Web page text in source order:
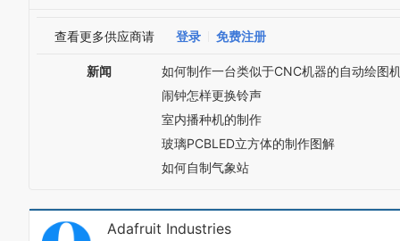
查看更多供应商请 登录 免费注册
新闻
如何制作一台类似于CNC机器的自动绘图
闹钟怎样更换铃声
室内播种机的制作
玻璃PCBLED立方体的制作图解
如何自制气象站
Adafruit Industries